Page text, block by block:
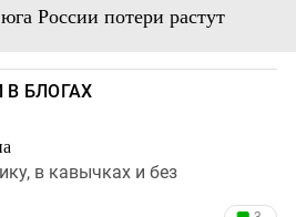
России потери растут
БЛОГАХ
в кавычках и без